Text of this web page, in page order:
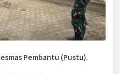
Pembantu (Pustu).